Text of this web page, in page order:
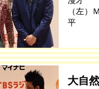
（左
平
大自然